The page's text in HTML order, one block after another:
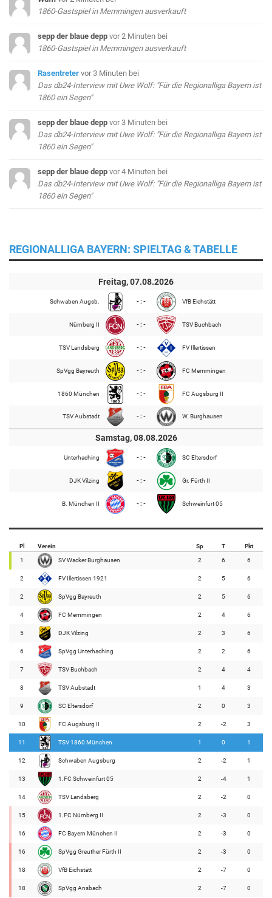
1860-Gastspiel in Memmingen ausverkauft
sepp der blaue depp vor 2 Minuten bei
1860-Gastspiel in Memmingen ausverkauft
Rasentreter vor 3 Minuten bei
Das db24-Interview mit Uwe Wolf: "Für die Regionalliga Bayern ist
1860 ein Segen"
sepp der blaue depp vor 3 Minuten bei
Das db24-Interview mit Uwe Wolf: "Für die Regionalliga Bayern ist
1860 ein Segen"
sepp der blaue depp vor 4 Minuten bei
Das db24-Interview mit Uwe Wolf: "Für die Regionalliga Bayern ist
1860 ein Segen"
REGIONALLIGA BAYERN: SPIELTAG & TABELLE
Freitag, 07.08.2026
Schwaben Augsb. - : - VfB Eichstätt
Nürnberg II - : - TSV Buchbach
TSV Landsberg - : - FV Illertissen
SpVgg Bayreuth - : - FC Memmingen
1860 München - : - FC Augsburg II
TSV Aubstadt - : - W. Burghausen
Samstag, 08.08.2026
Unterhaching - : - SC Eltersdorf
DJK Vilzing - : - Gr. Fürth II
B. München II - : - Schweinfurt 05
Pl Verein Sp T Pkt
1 SV Wacker Burghausen 2 6 6
2 FV Illertissen 1921 2 5 6
2 SpVgg Bayreuth 2 5 6
4 FC Memmingen 2 4 6
5 DJK Vilzing 2 3 6
6 SpVgg Unterhaching 2 2 6
7 TSV Buchbach 2 4 4
8 TSV Aubstadt 1 4 3
9 SC Eltersdorf 2 0 3
10 FC Augsburg II 2 -2 3
11 TSV 1860 München 1 0 1
12 Schwaben Augsburg 2 -2 1
13 1.FC Schweinfurt 05 2 -4 1
14 TSV Landsberg 2 -2 0
15 1.FC Nürnberg II 2 -3 0
16 FC Bayern München II 2 -3 0
16 SpVgg Greuther Fürth II 2 -3 0
18 VfB Eichstätt 2 -7 0
18 SpVgg Ansbach 2 -7 0